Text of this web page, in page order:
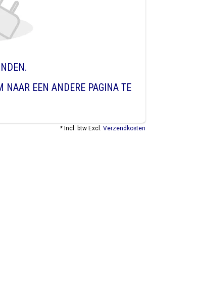
NAAR EEN ANDERE PAGINA TE
* Incl. btw Excl. Verzendkosten